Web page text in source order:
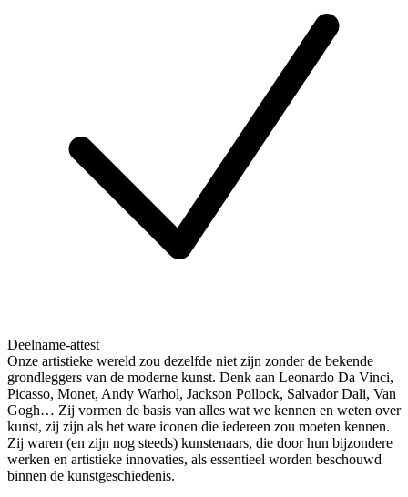
Deelname-attest
Onze artistieke wereld zou dezelfde niet zijn zonder de bekende
grondleggers van de moderne kunst. Denk aan Leonardo Da Vinci,
Picasso, Monet, Andy Warhol, Jackson Pollock, Salvador Dali, Van
Gogh… Zij vormen de basis van alles wat we kennen en weten over
kunst, zij zijn als het ware iconen die iedereen zou moeten kennen.
Zij waren (en zijn nog steeds) kunstenaars, die door hun bijzondere
werken en artistieke innovaties, als essentieel worden beschouwd
binnen de kunstgeschiedenis.